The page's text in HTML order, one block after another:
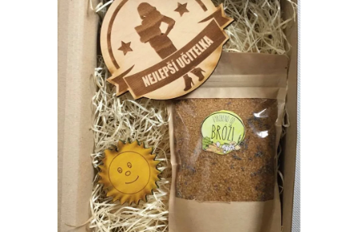
DŘEVĚNÉ DEKORACE
SEZÓNNÍ DEKORACE
DÁRKY Z LÁSKY
🔥 AKCE A SLEVY